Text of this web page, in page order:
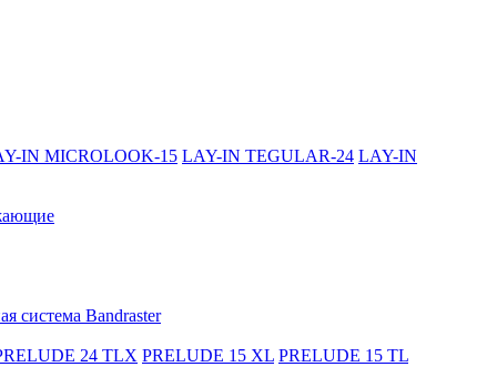
IN MICROLOOK-15 LAY-IN TEGULAR-24 LAY-IN
система Bandraster
24 TLX PRELUDE 15 XL PRELUDE 15 TL